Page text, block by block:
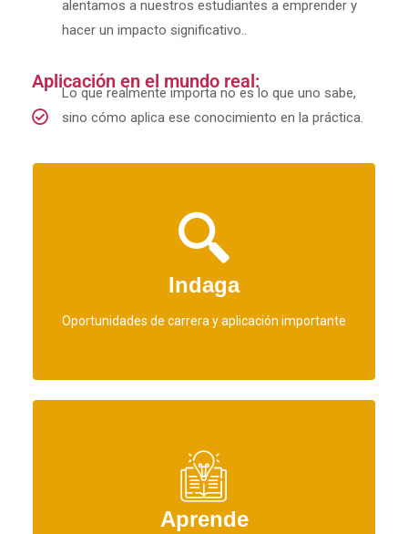
alentamos a nuestros estudiantes a emprender y
hacer un impacto significativo..
Aplicación en el mundo real:
Lo que realmente importa no es lo que uno sabe,
sino cómo aplica ese conocimiento en la práctica.
Indaga
Oportunidades de carrera y aplicación importante
para programas Matrix en la industria y en la sociedad.
Aprende
de forma práctica y dinámica, a través de estudios de casos
y talleres aplicados en cada clase.